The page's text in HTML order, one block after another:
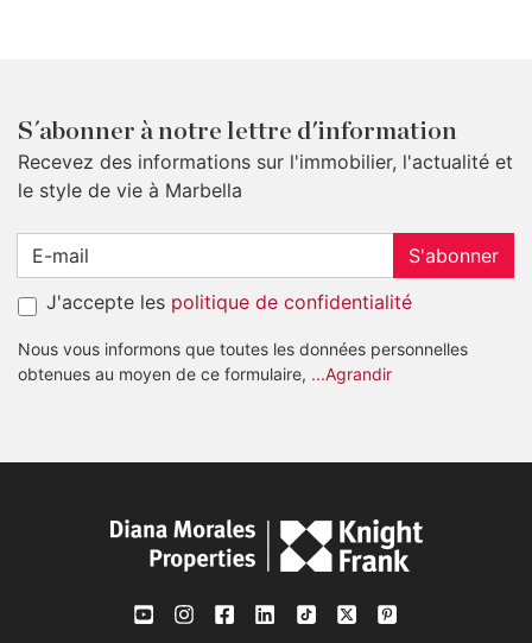
S´abonner à notre lettre d'information
Recevez des informations sur l'immobilier, l'actualité et
le style de vie à Marbella
S'abonner
J'accepte les politique de confidentialité
Nous vous informons que toutes les données personnelles
obtenues au moyen de ce formulaire, ...Agrandir